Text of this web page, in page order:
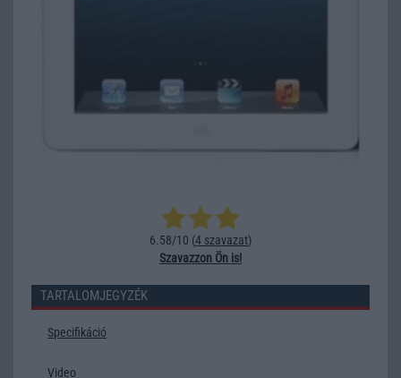
6.58/10 (4 szavazat)
Szavazzon Ön is!
TARTALOMJEGYZÉK
Specifikáció
Video